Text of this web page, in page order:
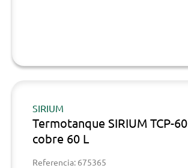
SIRIUM
Termotanque SIRIUM TCP-60
cobre 60 L
Referencia: 675365